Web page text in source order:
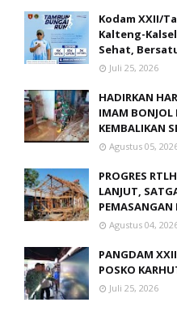
Kodam XXII/
Kalteng-Kalsel
Sehat,
Juli 25, 2026
HADIRKAN
IMAM BONJOL
KEMBALIKAN
Agustus 05,
PROGRES
LANJUT,
PEMASANGAN
Agustus 04,
PANGDAM
POSKO
Juli 25, 2026